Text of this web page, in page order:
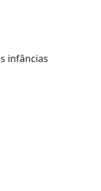
infâncias